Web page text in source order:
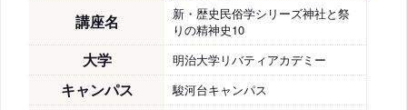
講座名
新・歴史民俗学シリーズ神社と祭
りの精神史10
大学 明治大学リバティアカデミー
キャンパス 駿河台キャンパス